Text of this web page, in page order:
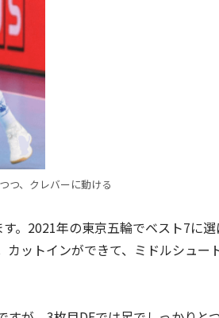
つ、クレバーに動ける
。2021年の東京五輪でベスト7に
ットインができて、ミドルシュー